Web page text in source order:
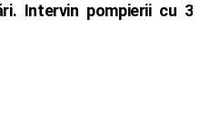
Intervin pompierii cu 3